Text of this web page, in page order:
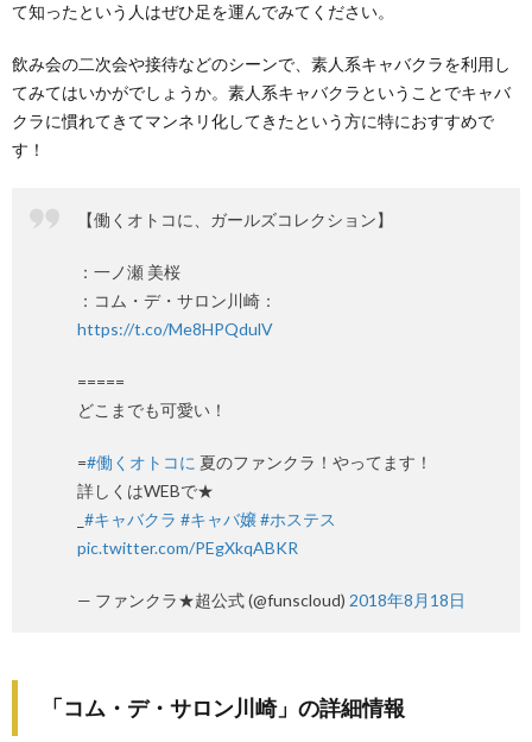
て知ったという人はぜひ足を運んでみてください。
飲み会の二次会や接待などのシーンで、素人系キャバクラを利用し
てみてはいかがでしょうか。素人系キャバクラということでキャバ
クラに慣れてきてマンネリ化してきたという方に特におすすめで
す！
【働くオトコに、ガールズコレクション】
：一ノ瀬 美桜
：コム・デ・サロン川崎：
https://t.co/Me8HPQdulV
=====
どこまでも可愛い！
=#働くオトコに 夏のファンクラ！やってます！
詳しくはWEBで★
#キャバクラ #キャバ嬢#ホステス
pic.twitter.com/PEgXkqABKR
— ファンクラ★超公式 (@funscloud) 2018年8月18日
「コム・デ・サロン川崎」の詳細情報